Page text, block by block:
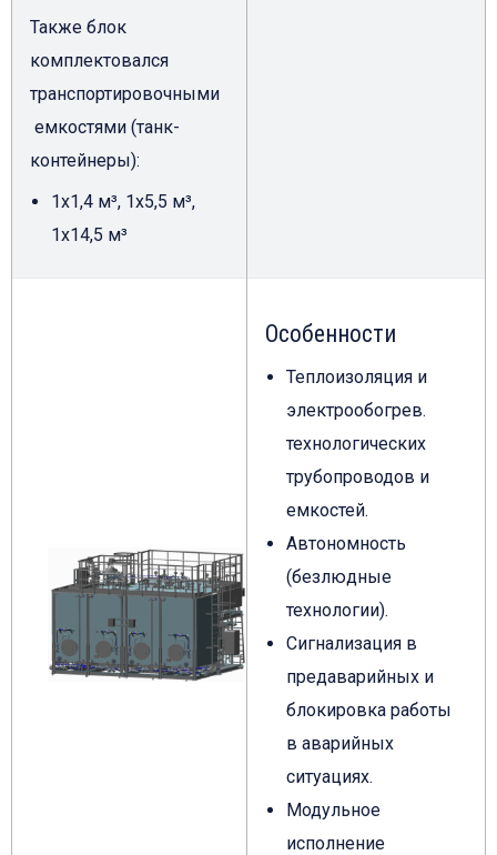
Также блок
комплектовался
транспортировочными
емкостями (танк-
контейнеры):
1х1,4 м³, 1х5,5 м³,
1х14,5 м³
Особенности
Теплоизоляция и
электрообогрев.
технологических
трубопроводов и
емкостей.
Автономность
(безлюдные
технологии).
Сигнализация в
предаварийных и
блокировка работы
в аварийных
ситуациях.
Модульное
исполнение